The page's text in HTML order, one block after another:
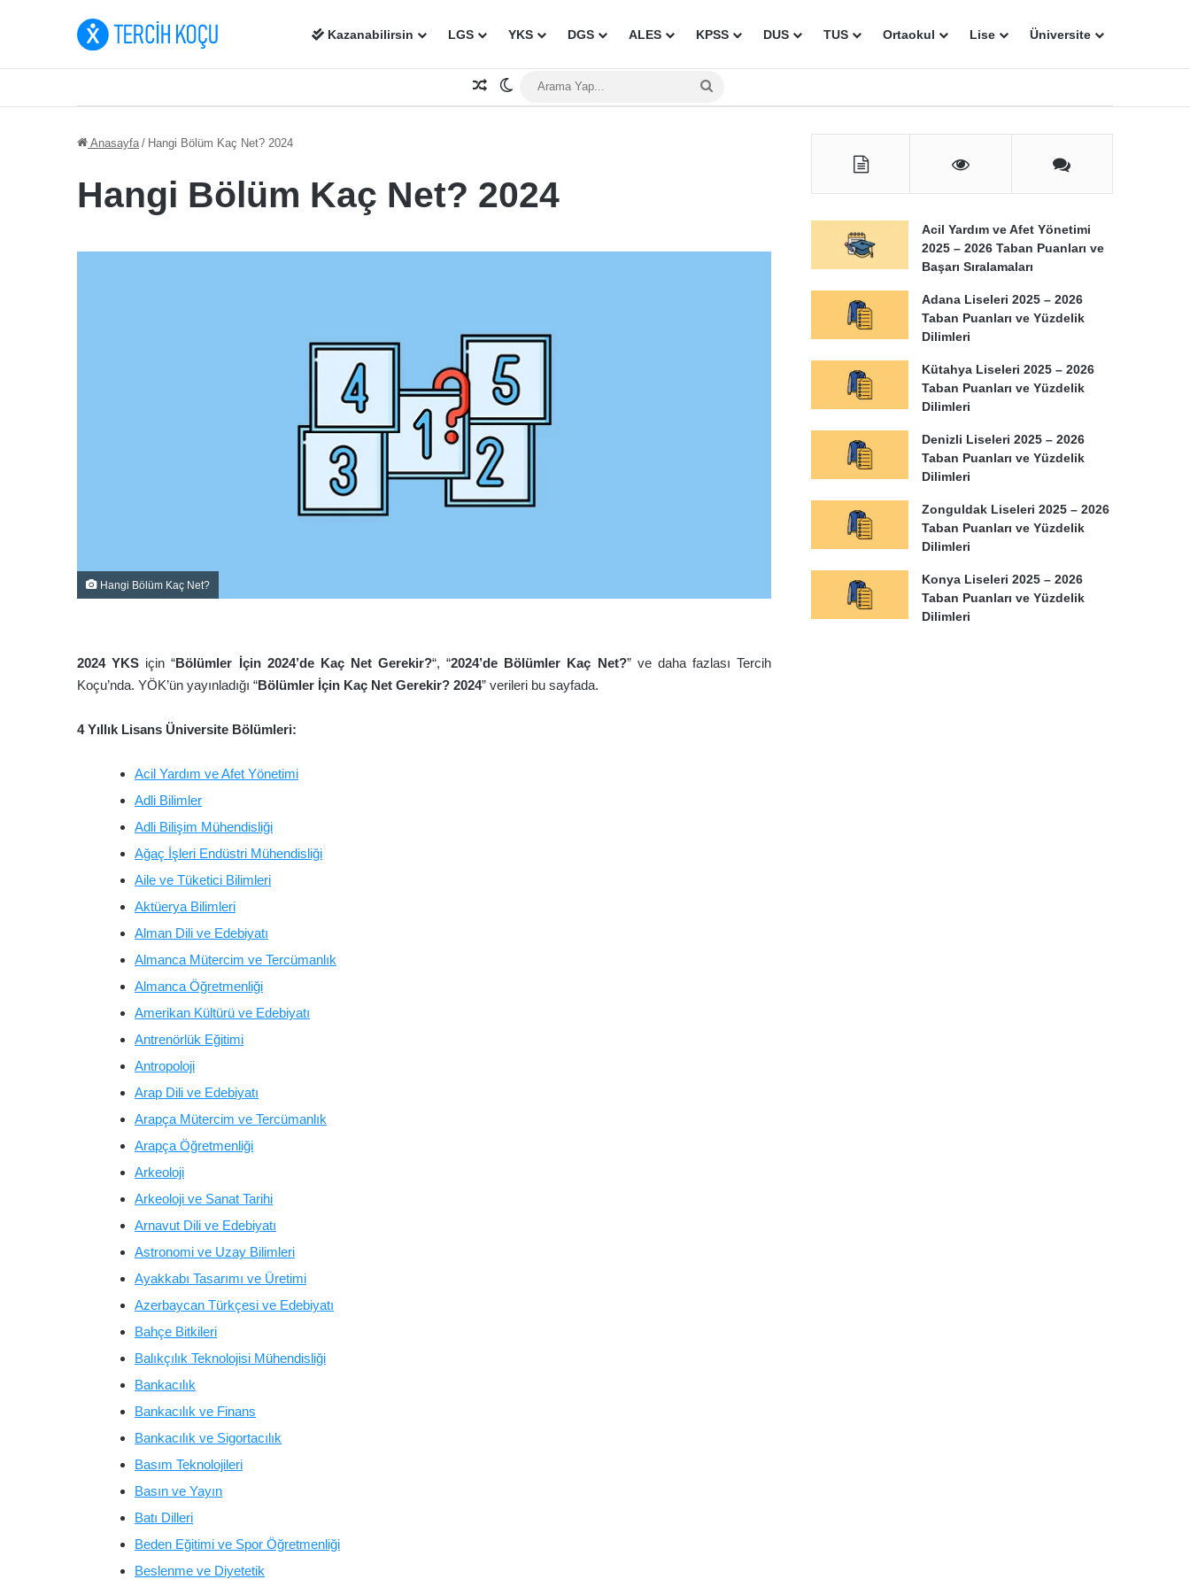
Kazanabilirsin LGS YKS DGS ALES KPSS DUS TUS Ortaokul Lise Üniversite
Rastgele Makale
Dış görünümü değiştir
Anasayfa / Hangi Bölüm Kaç Net? 2024
Hangi Bölüm Kaç Net? 2024
Hangi Bölüm Kaç Net?
2024 YKS için “Bölümler İçin2024’de Kaç Net Gerekir?“, “2024’de Bölümler Kaç Net?” ve daha fazlası Tercih
Koçu’nda. YÖK’ün yayınladığı “Bölümler İçin Kaç Net Gerekir? 2024” verileri bu sayfada.
4 Yıllık Lisans Üniversite Bölümleri:
Acil Yardım ve Afet Yönetimi
Adli Bilimler
Adli Bilişim Mühendisliği
Ağaç İşleri Endüstri Mühendisliği
Aile ve Tüketici Bilimleri
Aktüerya Bilimleri
Alman Dili ve Edebiyatı
Almanca Mütercim ve Tercümanlık
Almanca Öğretmenliği
Amerikan Kültürü ve Edebiyatı
Antrenörlük Eğitimi
Antropoloji
Arap Dili ve Edebiyatı
Arapça Mütercim ve Tercümanlık
Arapça Öğretmenliği
Arkeoloji
Arkeoloji ve Sanat Tarihi
Arnavut Dili ve Edebiyatı
Astronomi ve Uzay Bilimleri
Ayakkabı Tasarımı ve Üretimi
Azerbaycan Türkçesi ve Edebiyatı
Bahçe Bitkileri
Balıkçılık Teknolojisi Mühendisliği
Bankacılık
Bankacılık ve Finans
Bankacılık ve Sigortacılık
Basım Teknolojileri
Basın ve Yayın
Batı Dilleri
Beden Eğitimi ve Spor Öğretmenliği
Beslenme ve Diyetetik
Acil Yardım ve Afet Yönetimi
2025 – 2026 Taban Puanları ve
Başarı Sıralamaları
Adana Liseleri 2025 – 2026
Taban Puanları ve Yüzdelik
Dilimleri
Kütahya Liseleri 2025 – 2026
Taban Puanları ve Yüzdelik
Dilimleri
Denizli Liseleri 2025 – 2026
Taban Puanları ve Yüzdelik
Dilimleri
Zonguldak Liseleri 2025 – 2026
Taban Puanları ve Yüzdelik
Dilimleri
Konya Liseleri 2025 – 2026
Taban Puanları ve Yüzdelik
Dilimleri